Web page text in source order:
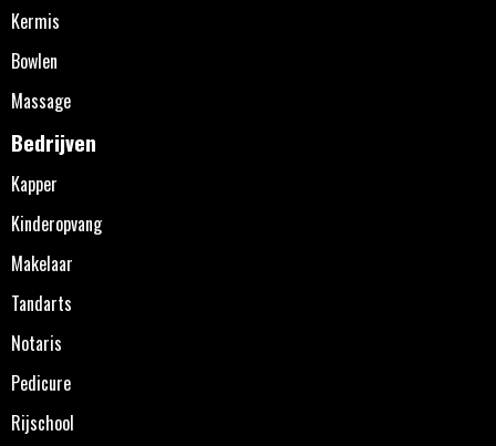
Kermis
Bowlen
Massage
Bedrijven
Kapper
Kinderopvang
Makelaar
Tandarts
Notaris
Pedicure
Rijschool